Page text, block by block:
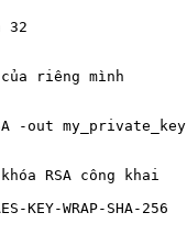
32
riêng mình
-out
RSA công khai
WRAP-SHA-256